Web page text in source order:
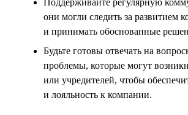
они могли следить за развитием
и принимать обоснованные
Будьте готовы отвечать на
проблемы, которые могут
или учредителей, чтобы
и лояльность к компании.